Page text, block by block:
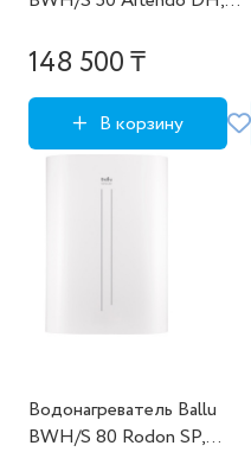
148 500 ₸
В корзину
Водонагреватель Ballu
BWH/S 80 Rodon SP,